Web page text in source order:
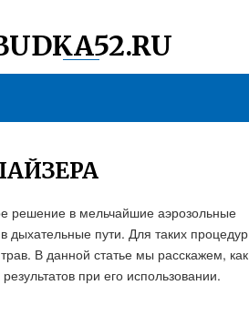
решение в мельчайшие аэрозольные
дыхательные пути. Для таких процедур
В данной статье мы расскажем, как
при его использовании.